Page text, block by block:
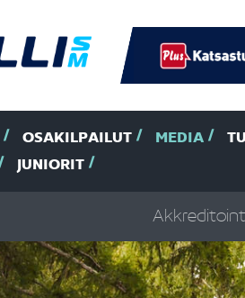
OSAKILPAILUT MEDIA
JUNIORIT